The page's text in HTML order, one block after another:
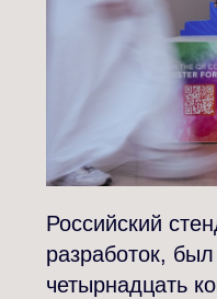
Российский
разработок,
четырнадцать